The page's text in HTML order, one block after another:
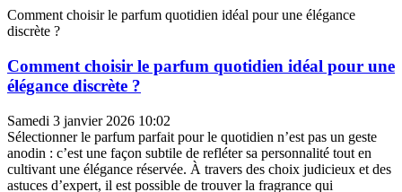
Comment choisir le parfum quotidien idéal pour une élégance
discrète ?
Comment choisir le parfum quotidien idéal pour une
élégance discrète ?
Samedi 3 janvier 2026 10:02
Sélectionner le parfum parfait pour le quotidien n’est pas un geste
anodin : c’est une façon subtile de refléter sa personnalité tout en
cultivant une élégance réservée. À travers des choix judicieux et des
astuces d’expert, il est possible de trouver la fragrance qui